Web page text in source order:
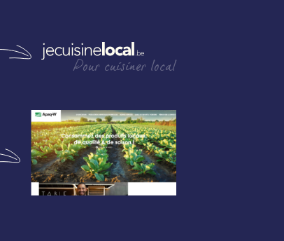
Pour cuisiner local